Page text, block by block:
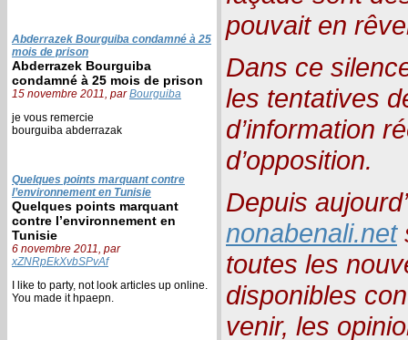
Abderrazek Bourguiba condamné à 25
mois de prison
Abderrazek Bourguiba
condamné à 25 mois de prison
15 novembre 2011, parBourguiba
je vous remercie
bourguiba abderrazak
Quelques points marquant contre
l’environnement en Tunisie
Quelques points marquant
contre l’environnement en
Tunisie
6 novembre 2011, par
xZNRpEkXvbSPvAf
I like to party, not look articles up online.
You made it hpaepn.
pouvait en
Dans ce
les tentatives
d’information
d’opposition.
Depuis
nonabenali.net
toutes les
disponibles
venir, les